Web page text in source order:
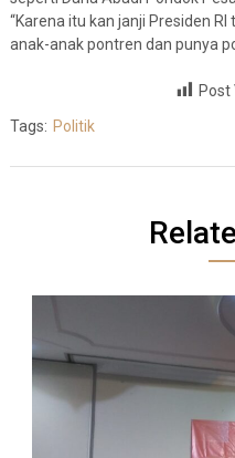
“Karena itu kan janji Presiden
anak-anak pontren dan punya
Post
Tags: Politik